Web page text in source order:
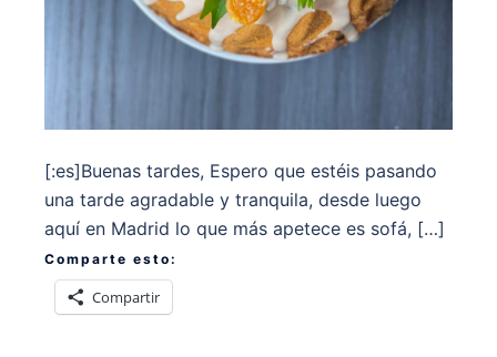
[:es]Buenas tardes, Espero que estéis pasando
una tarde agradable y tranquila, desde luego
aquí en Madrid lo que más apetece es sofá, […]
Comparte esto:
Compartir